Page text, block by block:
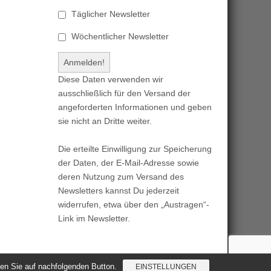
Täglicher Newsletter
Wöchentlicher Newsletter
Diese Daten verwenden wir
ausschließlich für den Versand der
angeforderten Informationen und geben
sie nicht an Dritte weiter.
Die erteilte Einwilligung zur Speicherung
der Daten, der E-Mail-Adresse sowie
deren Nutzung zum Versand des
Newsletters kannst Du jederzeit
widerrufen, etwa über den „Austragen“-
Link im Newsletter.
Sie auf nachfolgenden Button. EINSTELLUNGEN